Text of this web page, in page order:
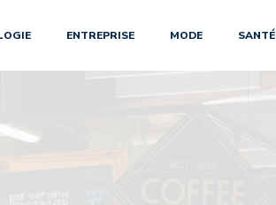
ENTREPRISE MODE SANTÉ